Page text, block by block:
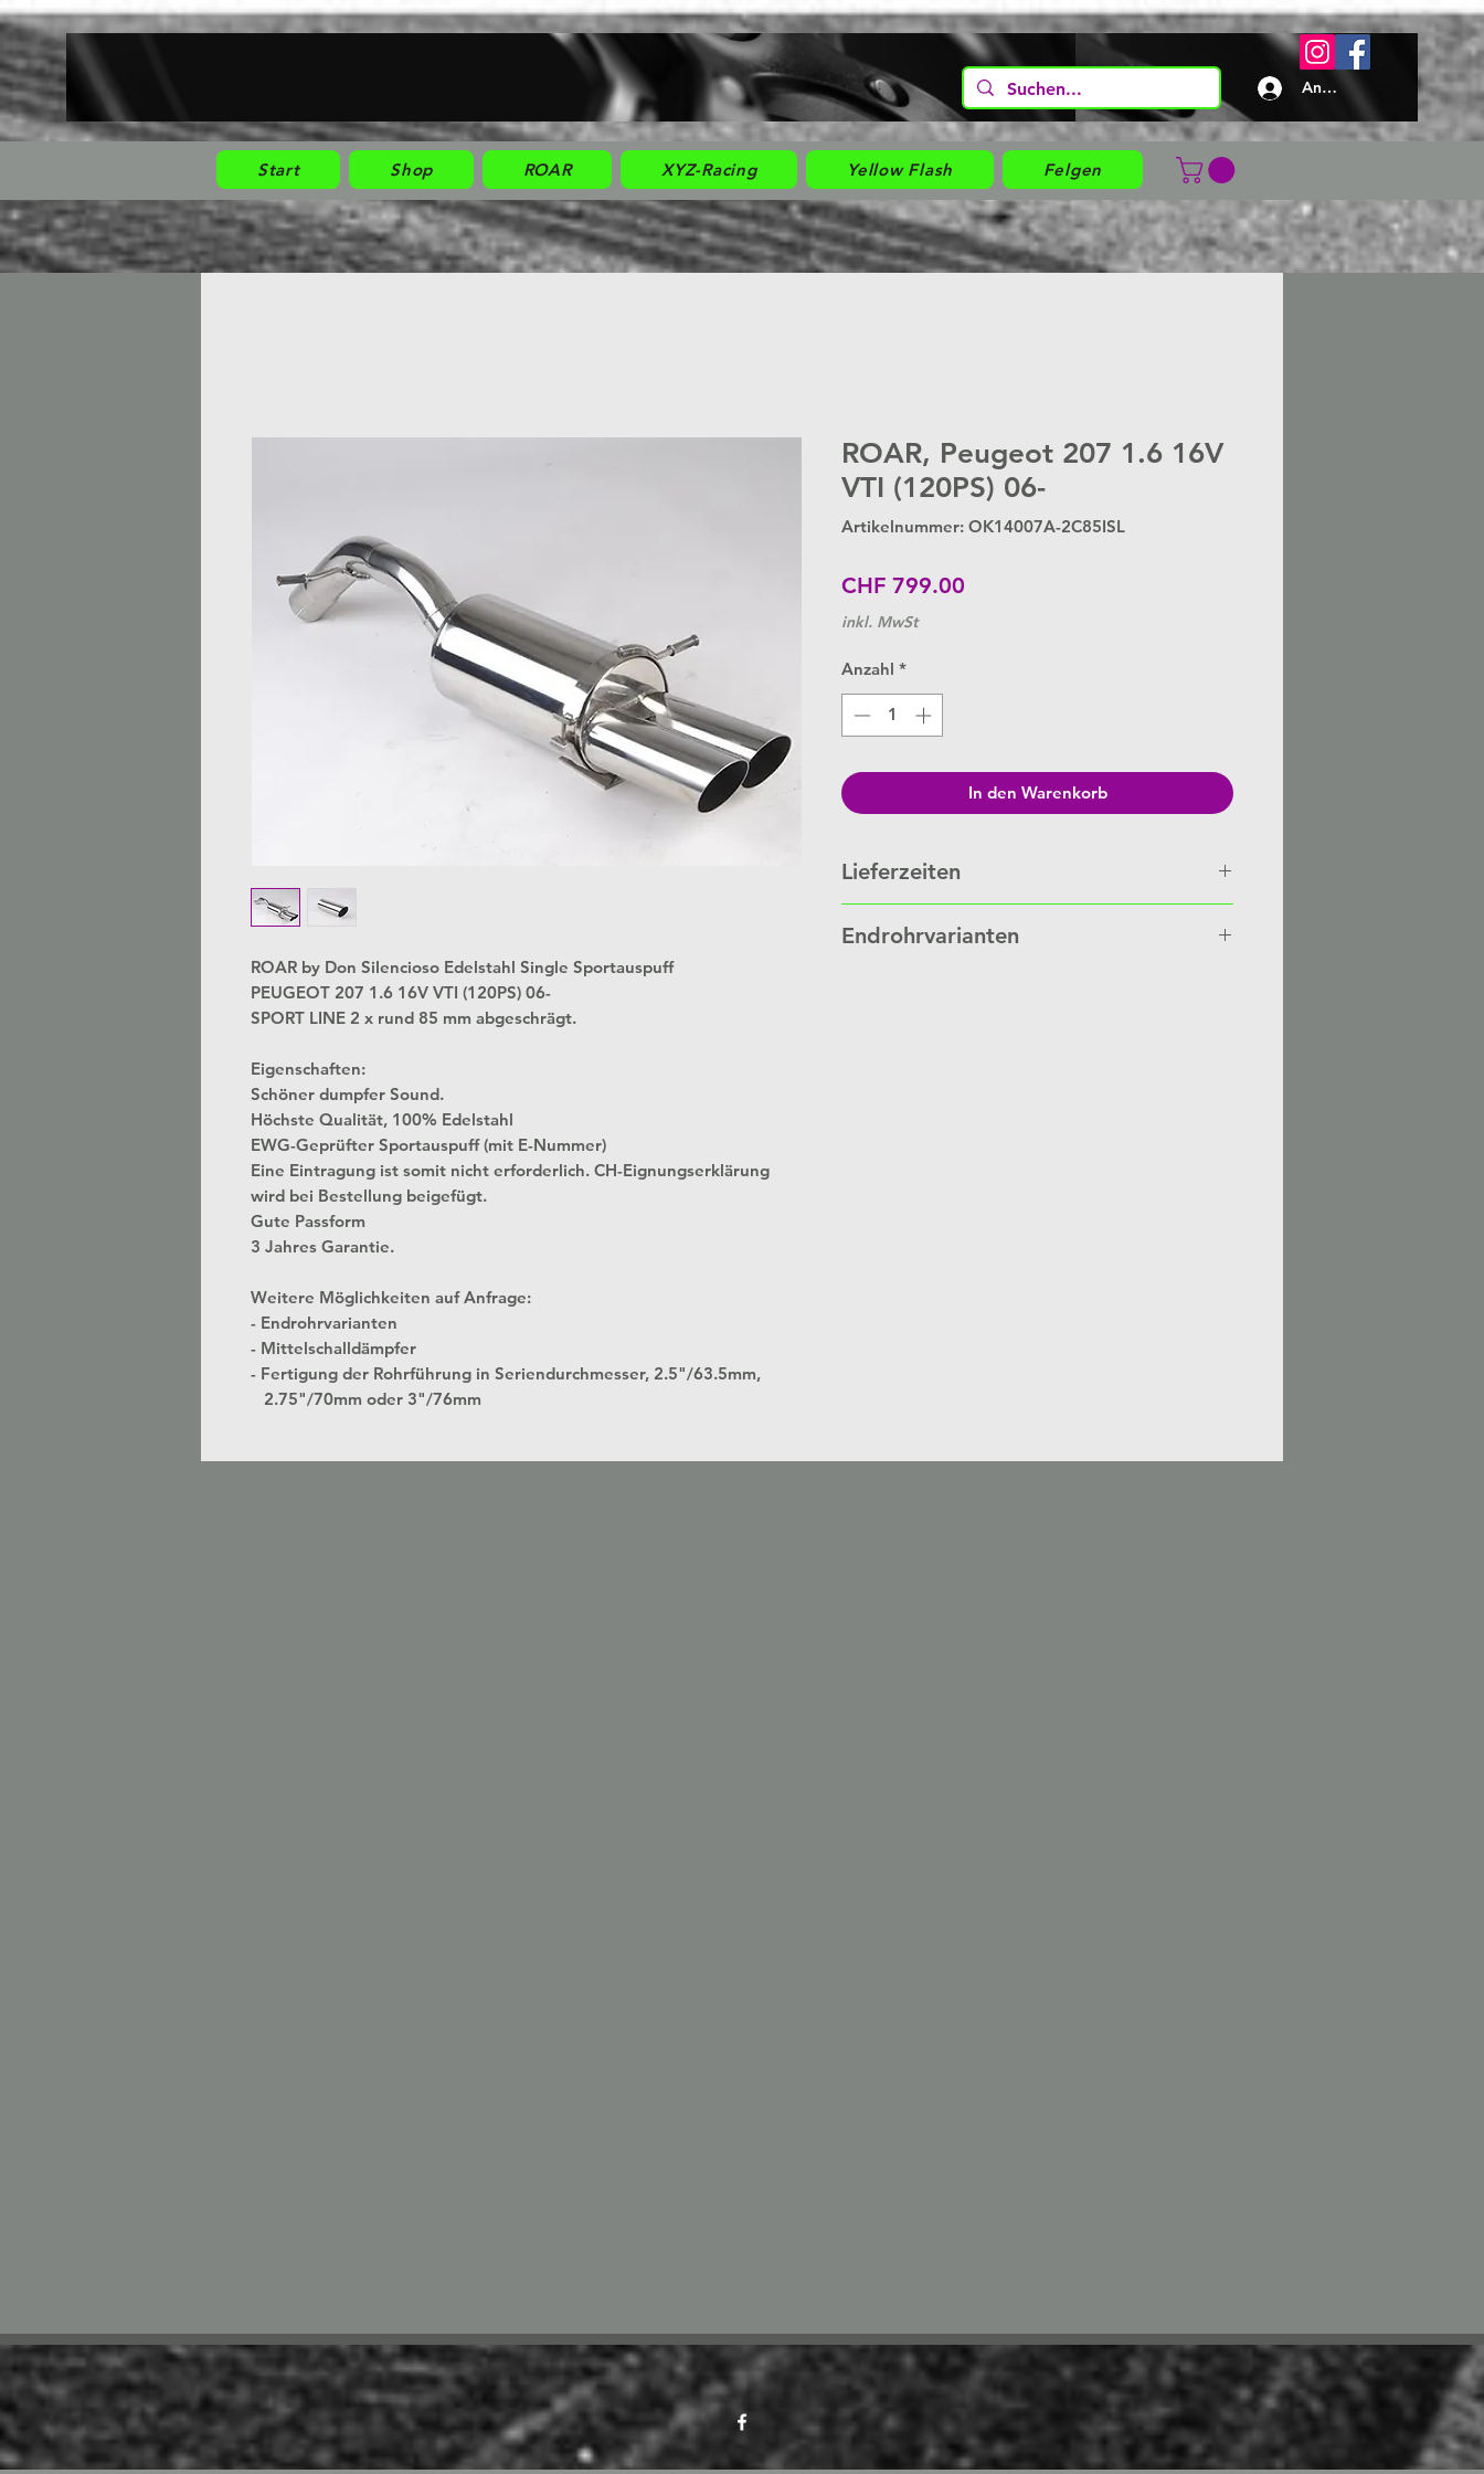
Anmelden
Start Shop ROAR XYZ-Racing Yellow Flash Felgen
ROAR by Don Silencioso Edelstahl Single Sportauspuff
PEUGEOT 207 1.6 16V VTI (120PS) 06-
SPORT LINE 2 x rund 85 mm abgeschrägt.
Eigenschaften:
Schöner dumpfer Sound.
Höchste Qualität, 100% Edelstahl
EWG-Geprüfter Sportauspuff (mit E-Nummer)
Eine Eintragung ist somit nicht erforderlich. CH-Eignungserklärung
wird bei Bestellung beigefügt.
Gute Passform
3 Jahres Garantie.
Weitere Möglichkeiten auf Anfrage:
- Endrohrvarianten
- Mittelschalldämpfer
- Fertigung der Rohrführung in Seriendurchmesser, 2.5"/63.5mm,
2.75"/70mm oder 3"/76mm
ROAR, Peugeot 207 1.6 16V
VTI (120PS) 06-
Artikelnummer: OK14007A-2C85ISL
CHF 799.00
inkl. MwSt
Anzahl *
In den Warenkorb
Lieferzeiten
Bestellung.
Endrohrvarianten